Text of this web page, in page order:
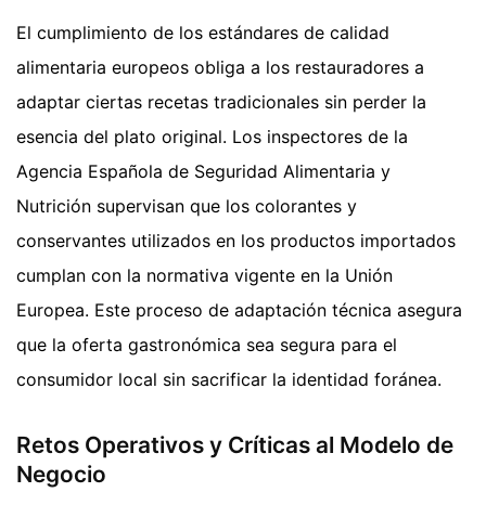
El cumplimiento de los estándares de calidad
alimentaria europeos obliga a los restauradores a
adaptar ciertas recetas tradicionales sin perder la
esencia del plato original. Los inspectores de la
Agencia Española de Seguridad Alimentaria y
Nutrición supervisan que los colorantes y
conservantes utilizados en los productos importados
cumplan con la normativa vigente en la Unión
Europea. Este proceso de adaptación técnica asegura
que la oferta gastronómica sea segura para el
consumidor local sin sacrificar la identidad foránea.
Retos Operativos y Críticas al Modelo de
Negocio